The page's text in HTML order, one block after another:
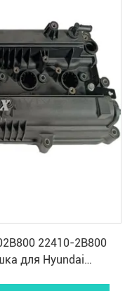
22410-2B800
для Hyundai